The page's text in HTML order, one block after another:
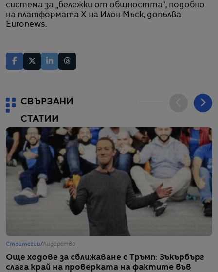
система за „бележки от общността“, подобно
на платформата X на Илон Мъск, допълва
Euronews.
СВЪРЗАНИ
СТАТИИ
Стратегии/Лидерство
Още ходове за сближаване с Тръмп: Зъкърбърг
слага край на проверката на фактите във